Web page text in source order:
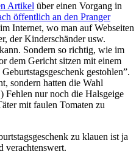
Artikel über einen Vorgang in
öffentlich an den Pranger
Internet, wo man auf Webseiten
der Kinderschänder usw.
Sondern so richtig, wie im
dem Gericht sitzen mit einem
gestohlen”.
sondern hatten die Wahl
Fehlen nur noch die Halsgeige
mit faulen Tomaten zu
zu klauen ist ja
verachtenswert.